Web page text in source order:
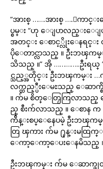
“အားစ္ …….အားစ္ ….ေကာ
ပ္စမ္း “ဟု ေျပာလည္းေျ
အတင္း ေစာင့္လိုးေနရင္
ပိုေတာင္လာ‌သည္ ။ ဦးဘၾက
သိသည္ ။” အို …………..ဦးရယ္
င္သည့္အတိုင္း ဦးဘၾကမ္း …
လက္ထည့္ပီးေမႊသည္ ေဆာက္
။ က်မ စိတ္ေတြႂကြလာသည္
ည္ စီးက်လာသည္ ။ ေစာန
က်ိန္းစပ္ေနေပမဲ့ ဦးဘၾက
တြ ၾကား က်မ ႐ုန္းမထြက္
ေကာ့ေကာ့ေပးေနမိသည္
ဦးဘၾကမ္း က်မ ေဆာက္ဖုတ္